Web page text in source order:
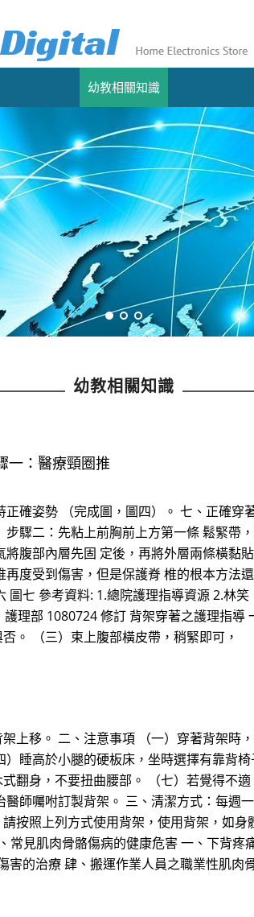
幼教相關知識
幼教相關知識
一：醫療頸圈推
確姿勢 （完成圖，圖四）。 七、正確穿
驟二：先粘上前胸前上方第一條 鬆緊帶
腹部內層先固 定後，再將外層兩條橫黏
度受到傷害，但是保護脊 椎的根本方法
七 參考資料: 1.總院護理指導資源 2.林
理部 1080724 修訂 背架穿著之護理指
。 （三）束上腹部橫皮帶，稍緊即可，
上移。 二、注意事項 （一）穿著背架時
睡高於小腿的硬板床，坐時選擇有靠背
翻身，不要扭曲腰部。 （七）若覺得不
師囑咐訂製背架。 三、清潔方式：每週
按照上列方式使用背架，使用背架，如
常見肌肉骨骼傷病的健康危害 一、下背
的治療 肆、搬運作業人員之職業性肌肉